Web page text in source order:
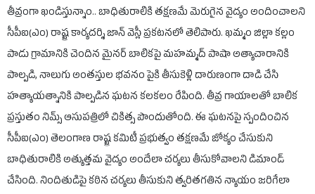
తీవ్రంగా ఖండిస్తున్నాం.. బాధితురాలికి తక్షణమే మెరుగైన వైద్యం అందించాలని
సీపీఐ(ఎం) రాష్ట్ర కార్యదర్శి జాన్ వెస్లీ ప్రకటనలో తెలిపారు. ఖమ్మం జిల్లా కల్లం
పాడు గ్రామానికి చెందిన మైనర్ బాలికపై మహమ్మద్ పాషా అత్యాచారానికి
పాల్పడి, నాలుగు అంతస్తుల భవనం పైకి తీసుకెళ్లి దారుణంగా దాడి చేసి
హత్యాయత్నానికి పాల్పడిన ఘటన కలకలం రేపింది. తీవ్ర గాయాలతో బాలిక
ప్రస్తుతం నిమ్స్ ఆసుపత్రిలో చికిత్స పొందుతోంది. ఈ ఘటనపై స్పందించిన
సీపీఐ(ఎం) తెలంగాణ రాష్ట్ర కమిటీ ప్రభుత్వం తక్షణమే జోక్యం చేసుకుని
బాధితురాలికి అత్యుత్తమ వైద్యం అందేలా చర్యలు తీసుకోవాలని డిమాండ్
చేసింది. నిందితుడిపై కఠిన చర్యలు తీసుకుని త్వరితగతిన న్యాయం జరిగేలా